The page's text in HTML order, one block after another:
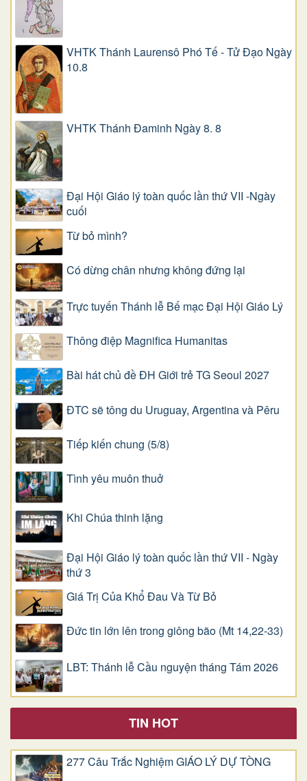
VHTK Thánh Laurensô Phó Tế - Tử Đạo Ngày
10.8
VHTK Thánh Đaminh Ngày 8. 8
Đại Hội Giáo lý toàn quốc lần thứ VII -Ngày
cuối
Từ bỏ mình?
Có dừng chân nhưng không đứng lại
Trực tuyến Thánh lễ Bế mạc Đại Hội Giáo Lý
Thông điệp Magnifica Humanitas
Bài hát chủ đề ĐH Giới trẻ TG Seoul 2027
ĐTC sẽ tông du Uruguay, Argentina và Pêru
Tiếp kiến chung (5/8)
Tình yêu muôn thuở
Khi Chúa thinh lặng
Đại Hội Giáo lý toàn quốc lần thứ VII - Ngày
thứ 3
Giá Trị Của Khổ Ðau Và Từ Bỏ
Đức tin lớn lên trong giông bão (Mt 14,22-33)
LBT: Thánh lễ Cầu nguyện tháng Tám 2026
TIN HOT
277 Câu Trắc Nghiệm GIÁO LÝ DỰ TÒNG